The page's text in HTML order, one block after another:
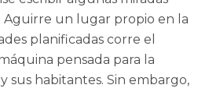
Aguirre un lugar propio en la
planificadas corre el
pensada para la
sus habitantes. Sin embargo,